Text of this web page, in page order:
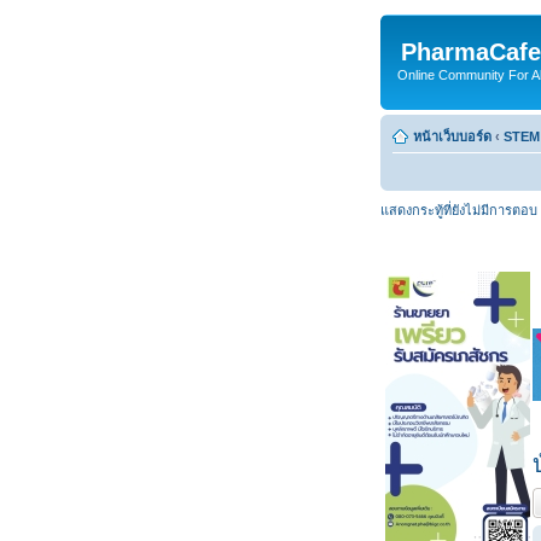
Online Community For
หน้าเว็บบอร์ด ‹
แสดงกระทู้ที่ยังไม่มีการตอบ